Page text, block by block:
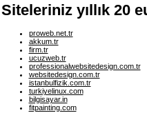
Siteleriniz yıllık 20
proweb.net.tr
akkum.tr
firm.tr
ucuzweb.tr
professionalwebsitedesign.com.tr
websitedesign.com.tr
istanbulfizik.com.tr
turkiyelinux.com
bilgisayar.in
fitpainting.com